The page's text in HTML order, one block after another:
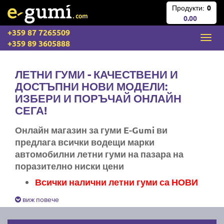
Продукти: 0
0.00
+359 87 7265509
+359 89 3605888
ЛЕТНИ ГУМИ - КАЧЕСТВЕНИ И
ДОСТЪПНИ НОВИ МОДЕЛИ:
ИЗБЕРИ И ПОРЪЧАЙ ОНЛАЙН
СЕГА!
Онлайн магазин за гуми E-Gumi ви
предлага всички водещи марки
автомобилни летни гуми на пазара на
поразително ниски цени
Всички налични летни гуми са НОВИ
Експресна доставка за цяла България
Ние не изпращаме стари гуми
виж повече